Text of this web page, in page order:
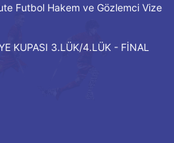
Futbol Hakem ve Gözlemci Vize
KUPASI 3.LÜK/4.LÜK - FİNAL